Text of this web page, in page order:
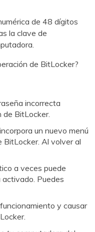
de 48 dígitos
la clave de
de BitLocker?
incorrecta
de BitLocker.
un nuevo menú
BitLocker.󠀲󠀡󠀢󠀩󠀨󠀥󠀧󠀦󠀩󠀳󠀰 Al volver al
a veces puede
Puedes
y causar